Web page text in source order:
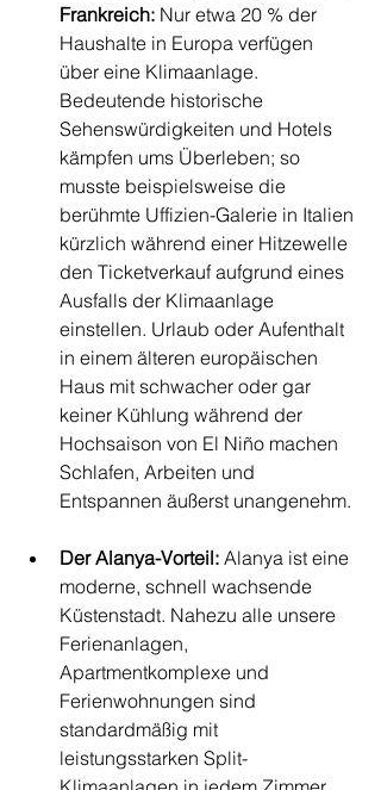
Frankreich: Nur etwa 20 % der
Haushalte in Europa verfügen
über eine Klimaanlage.
Bedeutende historische
Sehenswürdigkeiten und Hotels
kämpfen ums Überleben; so
musste beispielsweise die
berühmte Uffizien-Galerie in Italien
kürzlich während einer Hitzewelle
den Ticketverkauf aufgrund eines
Ausfalls der Klimaanlage
einstellen. Urlaub oder Aufenthalt
in einem älteren europäischen
Haus mit schwacher oder gar
keiner Kühlung während der
Hochsaison von El Niño machen
Schlafen, Arbeiten und
Entspannen äußerst unangenehm.
Der Alanya-Vorteil: Alanya ist eine
moderne, schnell wachsende
Küstenstadt. Nahezu alle unsere
Ferienanlagen,
Apartmentkomplexe und
Ferienwohnungen sind
standardmäßig mit
leistungsstarken Split-